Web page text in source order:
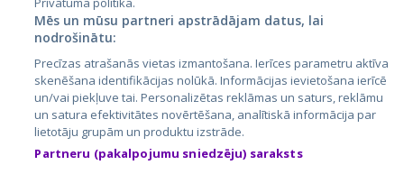
City24.lv
City24.ee
GetaPro.lv
GetaPro.ee
Skelbiu.lt
Autoplius.lt
CVbankas.lt
Kainos.lt
Paslaugos.lt
auto24.ee
Osta.ee
Mēs un mūsu partneri apstrādājam datus, lai
nodrošinātu:
Precīzas atrašanās vietas izmantošana. Ierīces parametru aktīva
skenēšana identifikācijas nolūkā. Informācijas ievietošana ierīcē
un/vai piekļuve tai. Personalizētas reklāmas un saturs, reklāmu
un satura efektivitātes novērtēšana, analītiskā informācija par
lietotāju grupām un produktu izstrāde.
Partneru (pakalpojumu sniedzēju) saraksts